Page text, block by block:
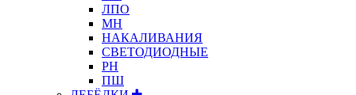
ЛПО
МН
НАКАЛИВАНИЯ
СВЕТОДИОДНЫЕ
РН
ПШ